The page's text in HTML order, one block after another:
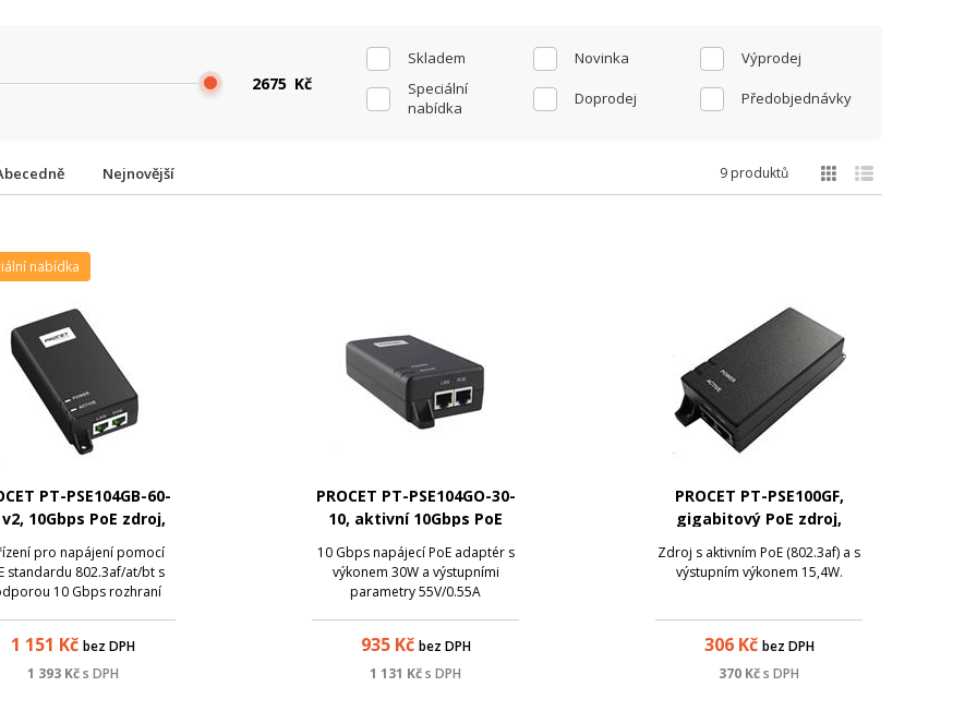
Skladem Novinka
Výprodej
Speciální
nabídka
Doprodej Předobjednávky
Kč
Abecedně Nejnovější 9 produktů
PT-PSE104GB-60-
v2, 10Gbps PoE zdroj,
55V/1A, 60W
pro napájení pomocí
standardu 802.3af/at/bt s
10 Gbps rozhraní
1 151 Kč bez DPH
1 393Kč s DPH
nabídka
PROCET PT-PSE104GO-30-
10, aktivní 10Gbps PoE
zdroj, 55V/0.55A, 30W
10 Gbps napájecí PoE adaptér s
výkonem 30W a výstupními
parametry 55V/0.55A
935Kč bez DPH
1 131 Kčs DPH
PROCET PT-PSE100GF,
gigabitový PoE zdroj,
48V/0,3A, 15W
Zdroj s aktivním PoE (802.3af) a s
výstupním výkonem 15,4W.
306Kč bez DPH
370 Kčs DPH